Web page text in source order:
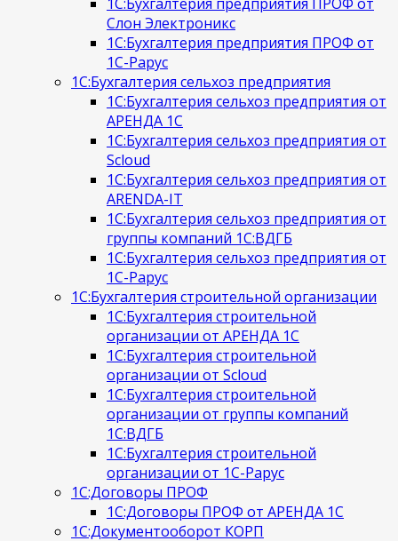
Слон Электроникс
1С:Бухгалтерия предприятия ПРОФ от
1С-Рарус
1С:Бухгалтерия сельхоз предприятия
1С:Бухгалтерия сельхоз предприятия от
АРЕНДА 1С
1С:Бухгалтерия сельхоз предприятия от
Scloud
1С:Бухгалтерия сельхоз предприятия от
ARENDA-IT
1С:Бухгалтерия сельхоз предприятия от
группы компаний 1С:ВДГБ
1С:Бухгалтерия сельхоз предприятия от
1С-Рарус
1С:Бухгалтерия строительной организации
1С:Бухгалтерия строительной
организации от АРЕНДА 1С
1С:Бухгалтерия строительной
организации от Scloud
1С:Бухгалтерия строительной
организации от группы компаний
1С:ВДГБ
1С:Бухгалтерия строительной
организации от 1С-Рарус
1С:Договоры ПРОФ
1С:Договоры ПРОФ от АРЕНДА 1С
1С:Документооборот КОРП